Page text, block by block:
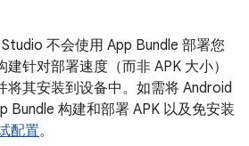
不会使用 App Bundle 部署您
针对部署速度（而非 APK 大小）
将其安装到设备中。如需将 Android
Bundle 构建和部署 APK 以及免安装
配置。